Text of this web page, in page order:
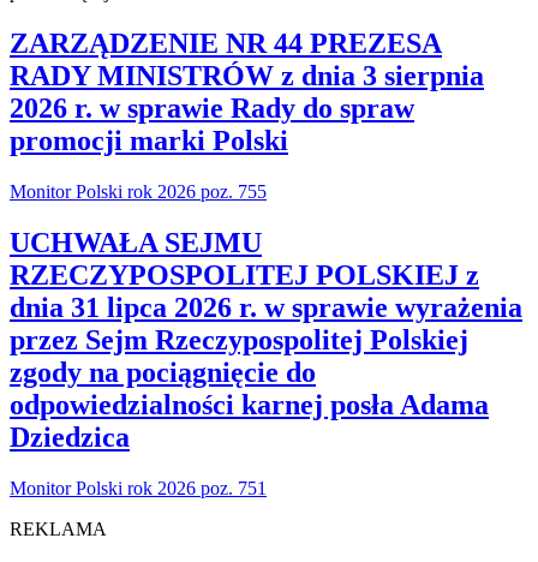
ZARZĄDZENIE NR 44 PREZESA
RADY MINISTRÓW z dnia 3 sierpnia
2026 r. w sprawie Rady do spraw
promocji marki Polski
Monitor Polski rok 2026 poz. 755
UCHWAŁA SEJMU
RZECZYPOSPOLITEJ POLSKIEJ z
dnia 31 lipca 2026 r. w sprawie wyrażenia
przez Sejm Rzeczypospolitej Polskiej
zgody na pociągnięcie do
odpowiedzialności karnej posła Adama
Dziedzica
Monitor Polski rok 2026 poz. 751
REKLAMA